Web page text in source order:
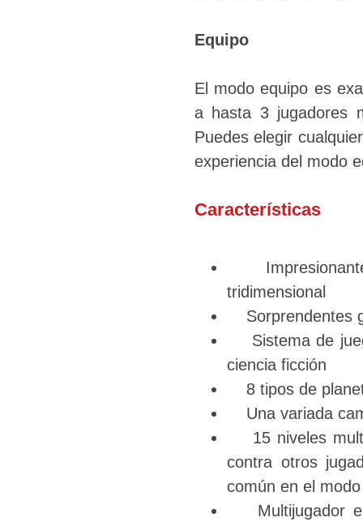
Equipo
El modo equipo es
a hasta 3 jugadores
Puedes elegir
experiencia del modo
Características
tridimensional
Sorprendentes
Sistema de
ciencia ficción
8 tipos de
Una variada
15 niveles
contra otros
común en el
Multijugador